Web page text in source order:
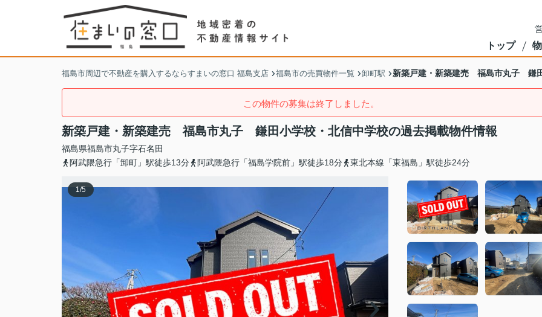
トップ
福島市周辺で不動産を購入するならすまいの窓口 福島支店 福島市の売買物件一覧 卸町駅 新築戸建・新築建売 福島市丸子 鎌
この物件の募集は終了しました。
新築戸建・新築建売 福島市丸子 鎌田小学校・北信中学校の過去掲載物件情報
福島県福島市丸子字石名田
阿武隈急行「卸町」駅徒歩13分
阿武隈急行「福島学院前」駅徒歩18分 東北本線「東福島」駅徒歩24分
1/5